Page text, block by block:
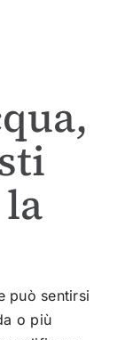
può sentirsi
o più